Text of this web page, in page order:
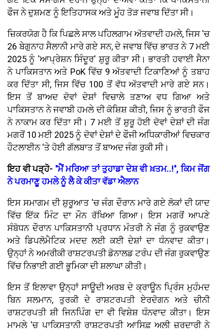
ਫੌਜ ਨੇ ਦੁਸ਼ਮਣ ਨੂੰ ਇਤਿਹਾਸਕ ਅਤੇ ਮੂੰਹ ਤੋੜ ਜਵਾਬ ਦਿੱਤਾ ਸੀ।
ਜ਼ਿਕਰਯੋਗ ਹੈ ਕਿ ਪਿਛਲੇ ਸਾਲ ਪਹਿਲਗਾਮ ਅੱਤਵਾਦੀ ਹਮਲੇ, ਜਿਸ 'ਚ
26 ਬੇਗੁਨਾਹ ਸੈਲਾਨੀ ਮਾਰੇ ਗਏ ਸਨ, ਦੇ ਜਵਾਬ ਵਿੱਚ ਭਾਰਤ ਨੇ 7 ਮਈ
2025 ਨੂੰ 'ਆਪ੍ਰੇਸ਼ਨ ਸਿੰਦੂਰ' ਸ਼ੁਰੂ ਕੀਤਾ ਸੀ। ਭਾਰਤੀ ਹਵਾਈ ਸੈਨਾ
ਨੇ ਪਾਕਿਸਤਾਨ ਅਤੇ PoK ਵਿੱਚ 9 ਅੱਤਵਾਦੀ ਟਿਕਾਣਿਆਂ ਨੂੰ ਤਬਾਹ
ਕਰ ਦਿੱਤਾ ਸੀ, ਜਿਸ ਵਿੱਚ 100 ਤੋਂ ਵੱਧ ਅੱਤਵਾਦੀ ਮਾਰੇ ਗਏ ਸਨ।
ਇਸ ਤੋਂ ਬਾਅਦ ਦੋਵਾਂ ਦੇਸ਼ਾਂ ਵਿਚਾਲੇ ਤਣਾਅ ਵਧ ਗਿਆ ਅਤੇ
ਪਾਕਿਸਤਾਨ ਨੇ ਜਵਾਬੀ ਹਮਲੇ ਦੀ ਕੋਸ਼ਿਸ਼ ਕੀਤੀ, ਜਿਸ ਨੂੰ ਭਾਰਤੀ ਫੌਜ
ਨੇ ਨਾਕਾਮ ਕਰ ਦਿੱਤਾ ਸੀ। 7 ਮਈ ਤੋਂ ਸ਼ੁਰੂ ਹੋਈ ਦੋਵਾਂ ਦੇਸ਼ਾਂ ਦੀ ਜੰਗ
ਮਗਰੋਂ 10 ਮਈ 2025 ਨੂੰ ਦੋਵਾਂ ਦੇਸ਼ਾਂ ਦੇ ਫੌਜੀ ਅਧਿਕਾਰੀਆਂ ਵਿਚਕਾਰ
ਹੌਟਲਾਈਨ 'ਤੇ ਹੋਈ ਗੱਲਬਾਤ ਤੋਂ ਬਾਅਦ ਜੰਗ ਰੁਕੀ ਸੀ।
ਇਹ ਵੀ ਪੜ੍ਹੋ- ''ਮੈਂ ਮਰਿਆ ਤਾਂ ਤੁਹਾਡਾ ਦੇਸ਼ ਵੀ ਖ਼ਤਮ..!'', ਕਿਮ ਜੋਂਗ
ਨੇ ਪਰਮਾਣੂ ਹਮਲੇ ਨੂੰ ਲੈ ਕੇ ਕੀਤਾ ਵੱਡਾ ਐਲਾਨ
ਇਸ ਸਮਾਗਮ ਦੀ ਸ਼ੁਰੂਆਤ 'ਚ ਜੰਗ ਦੌਰਾਨ ਮਾਰੇ ਗਏ ਲੋਕਾਂ ਦੀ ਯਾਦ
ਵਿੱਚ ਇੱਕ ਮਿੰਟ ਦਾ ਮੌਨ ਰੱਖਿਆ ਗਿਆ। ਇਸ ਮਗਰੋਂ ਆਪਣੇ
ਸੰਬੋਧਨ ਦੌਰਾਨ ਪਾਕਿਸਤਾਨੀ ਪ੍ਰਧਾਨ ਮੰਤਰੀ ਨੇ ਜੰਗ ਨੂੰ ਰੁਕਵਾਉਣ
ਅਤੇ ਡਿਪਲੋਮੈਟਿਕ ਮਦਦ ਲਈ ਕਈ ਦੇਸ਼ਾਂ ਦਾ ਧੰਨਵਾਦ ਕੀਤਾ।
ਉਨ੍ਹਾਂ ਨੇ ਅਮਰੀਕੀ ਰਾਸ਼ਟਰਪਤੀ ਡੋਨਾਲਡ ਟਰੰਪ ਦੀ ਜੰਗ ਰੁਕਵਾਉਣ
ਵਿੱਚ ਨਿਭਾਈ ਗਈ ਭੂਮਿਕਾ ਦੀ ਸ਼ਲਾਘਾ ਕੀਤੀ।
ਇਸ ਤੋਂ ਇਲਾਵਾ ਉਨ੍ਹਾਂ ਸਾਊਦੀ ਅਰਬ ਦੇ ਕ੍ਰਾਊਨ ਪ੍ਰਿੰਸ ਮੁਹੰਮਦ
ਬਿਨ ਸਲਮਾਨ, ਤੁਰਕੀ ਦੇ ਰਾਸ਼ਟਰਪਤੀ ਏਰਦੋਗਨ ਅਤੇ ਚੀਨੀ
ਰਾਸ਼ਟਰਪਤੀ ਸ਼ੀ ਜਿਨਪਿੰਗ ਦਾ ਵੀ ਵਿਸ਼ੇਸ਼ ਧੰਨਵਾਦ ਕੀਤਾ। ਇਸ
ਮਾਮਲੇ 'ਚ ਪਾਕਿਸਤਾਨੀ ਰਾਸ਼ਟਰਪਤੀ ਆਸਿਫ਼ ਅਲੀ ਜ਼ਰਦਾਰੀ ਨੇ